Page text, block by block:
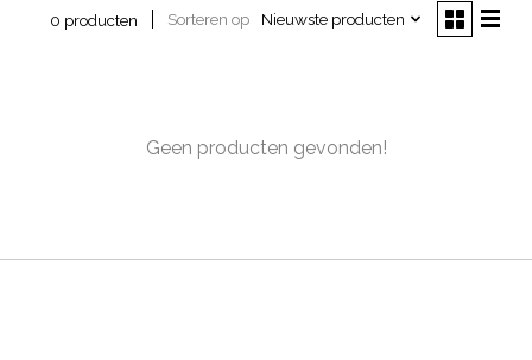
0 producten Sorteren op Nieuwste producten
Geen producten gevonden!